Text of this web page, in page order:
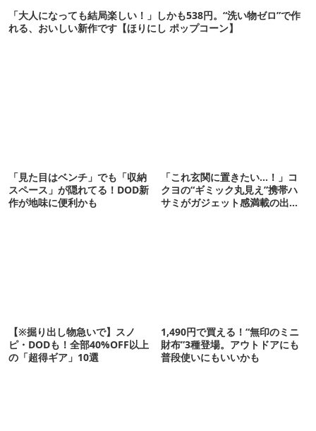
「大人になっても結局楽しい！」しかも538円。“洗い物ゼロ”で作
れる、おいしい新作です【ほりにし ポップコーン】
「見た目はベンチ」でも「収納
スペース」が隠れてる！DOD新
作が地味に便利かも
「これ玄関に置きたい…！」コ
クヨの“ギミック丸見え”携帯ハ
サミがガジェット感満載の出来
【※掘り出し物急いで】スノ
ピ・DODも！全部40%OFF以上
の「超得ギア」10選
1,490円で買える！“無印のミニ
財布”3種登場。アウトドアにも
普段使いにもいいかも